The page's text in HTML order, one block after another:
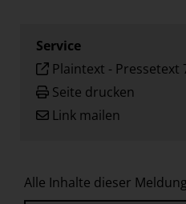
Service
Plaintext - Pressetext
Seite drucken
Link mailen
Alle Inhalte dieser